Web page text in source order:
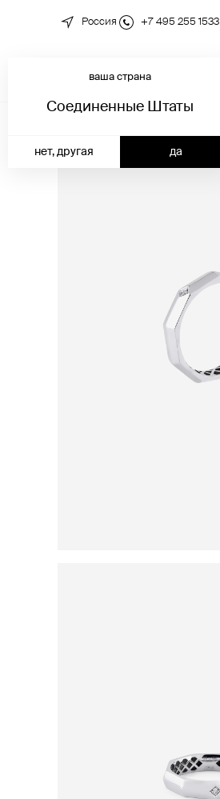
Россия +7 495 255 1533
новинкиваша страна
Соединенные Штаты
да
нет, другая